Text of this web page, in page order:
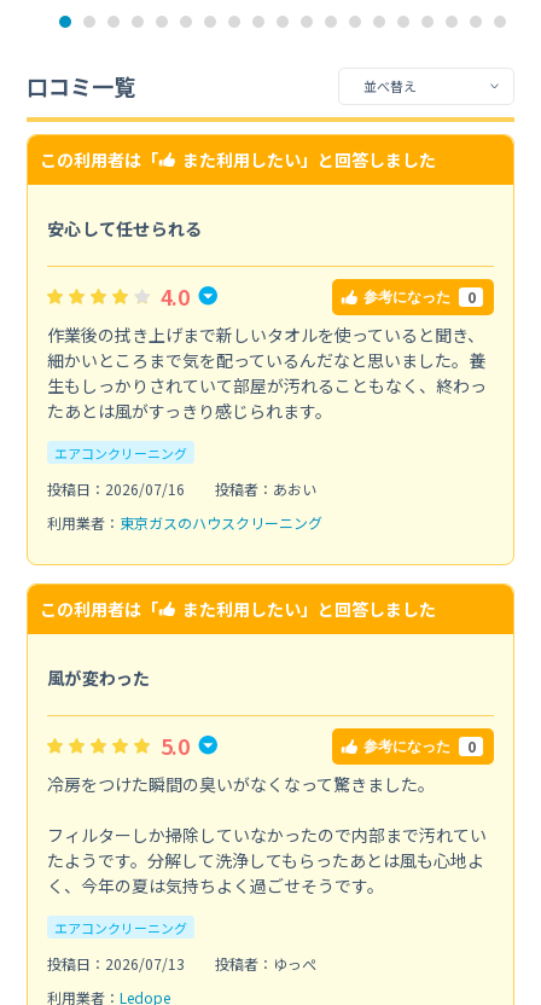
口コミ一覧
この利用者は「 また利用したい」と回答しました
安心して任せられる
4.0 参考になった 0
作業後の拭き上げまで新しいタオルを使っていると聞き、
細かいところまで気を配っているんだなと思いました。養
生もしっかりされていて部屋が汚れることもなく、終わっ
たあとは風がすっきり感じられます。
エアコンクリーニング
投稿日：2026/07/16
投稿者：あおい
利用業者： 東京ガスのハウスクリーニング
この利用者は「 また利用したい」と回答しました
風が変わった
5.0 参考になった 0
冷房をつけた瞬間の臭いがなくなって驚きました。
フィルターしか掃除していなかったので内部まで汚れてい
たようです。分解して洗浄してもらったあとは風も心地よ
く、今年の夏は気持ちよく過ごせそうです。
エアコンクリーニング
投稿日：2026/07/13
投稿者：ゆっぺ
利用業者： Ledope